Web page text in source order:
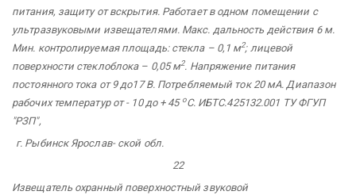
питания, защиту от вскрытия. Работает в одном помещении с
ультразвуковыми извещателями. Макс. дальность действия 6 м.
Мин. контролируемая площадь: стекла – 0,1 м2; лицевой
поверхности стеклоблока – 0,05 м2. Напряжение питания
постоянного тока от 9 до17 В. Потребляемый ток 20 мА. Диапазон
рабочих температур от - 10 до + 45 оС. ИБТС.425132.001 ТУ ФГУП
"РЗП",
г. Рыбинск Ярослав-ской обл.
22
Извещатель охранныйповерхностный звуковой